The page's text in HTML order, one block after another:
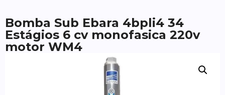
Bomba Sub Ebara 4bpli4 34
Estágios 6 cv monofasica 220v
motor WM4